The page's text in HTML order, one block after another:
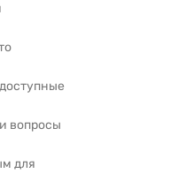
вопросы
для